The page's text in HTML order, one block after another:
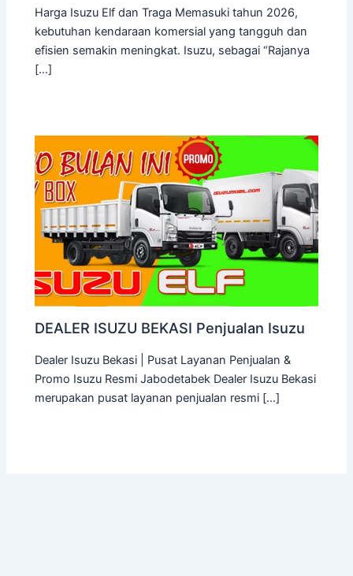
Harga Isuzu Elf dan Traga Memasuki tahun 2026,
kebutuhan kendaraan komersial yang tangguh dan
efisien semakin meningkat. Isuzu, sebagai “Rajanya
[…]
DEALER ISUZU BEKASI Penjualan Isuzu
Dealer Isuzu Bekasi | Pusat Layanan Penjualan &
Promo Isuzu Resmi Jabodetabek Dealer Isuzu Bekasi
merupakan pusat layanan penjualan resmi […]